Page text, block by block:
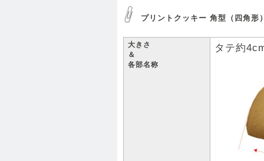
プリントクッキー 角型（四角形
大きさ
＆
各部名称
タテ約